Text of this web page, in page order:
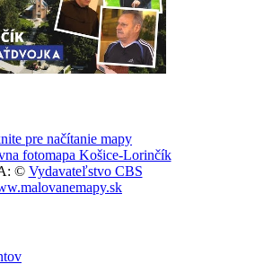
pre načítanie mapy
© Vydavateľstvo CBS